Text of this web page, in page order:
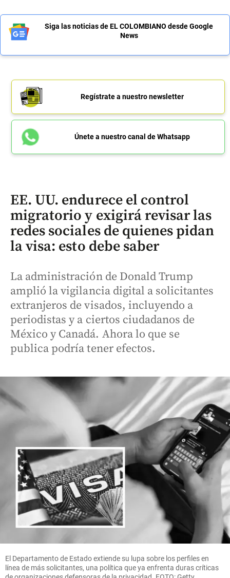
Siga las noticias de EL COLOMBIANO desde Google
News
Regístrate a nuestro newsletter
Únete a nuestro canal de Whatsapp
EE. UU. endurece el control
migratorio y exigirá revisar las
redes sociales de quienes pidan
la visa: esto debe saber
La administración de Donald Trump
amplió la vigilancia digital a solicitantes
extranjeros de visados, incluyendo a
periodistas y a ciertos ciudadanos de
México y Canadá. Ahora lo que se
publica podría tener efectos.
El Departamento de Estado extiende su lupa sobre los perfiles en
línea de más solicitantes, una política que ya enfrenta duras críticas